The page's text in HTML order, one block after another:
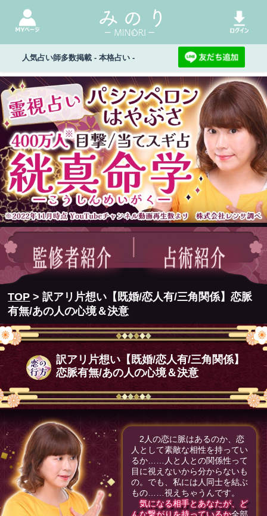
人気占い師多数掲載 - 本格占い -
TOP > 訳アリ片想い【既婚/恋人有/三角関係】恋脈
有無/あの人の心境＆決意
訳アリ片想い【既婚/恋人有/三角関係】
恋脈有無/あの人の心境＆決意
2人の恋に脈はあるのか、恋
人として素敵な相性を持ってい
るか……人と人との関係性って
目に視えないから分からないも
の。でも、私には人同士を結ぶ
もの……視えちゃうんです。
気になる相手とあなたが、ど
んな繋がりを持っているか全部